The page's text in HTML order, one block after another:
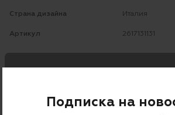
Страна дизайна Италия
Артикул 2617131131
Подписка на